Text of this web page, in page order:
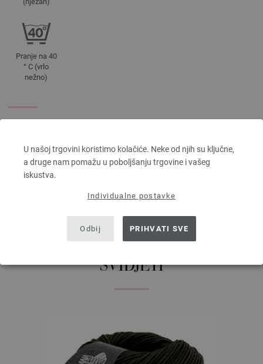
U našoj trgovini koristimo kolačiće. Neke od njih su ključne,
a druge nam pomažu u poboljšanju trgovine i vašeg
iskustva.
Individualne postavke
Odbij PRIHVATI SVE
Pranje na 40
° C (vrlo
nežno)
9620 | EAN: 4033493346795
9621 | EAN: 4033493346801
9714 | EAN: 4033493395267
9716 | EAN: 4033493395281SVIDJETI